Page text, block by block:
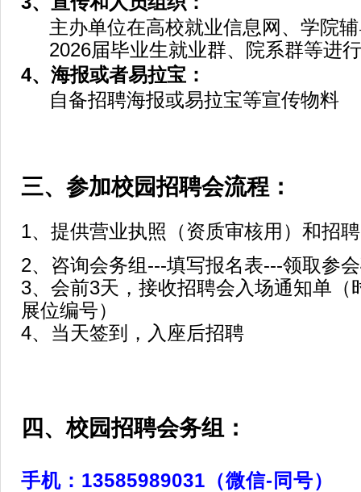
主办单位在高校就业信息网、学院辅
2026届毕业生就业群、院系群等进
4、海报或者易拉宝：
自备招聘海报或易拉宝等宣传物料
三、参加校园招聘会流程：
1、提供营业执照（资质审核用）和招
2、咨询会务组---填写报名表---领取参
3、会前3天，接收招聘会入场通知单（
展位编号）
4、当天签到，入座后招聘
四、校园招聘会务组：
手机：13585989031（微信-同号）